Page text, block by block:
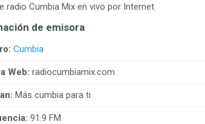
radio Cumbia Mix en vivo por Internet.
de emisora
Cumbia
Web: radiocumbiamix.com
Más cumbia para ti
91.9 FM